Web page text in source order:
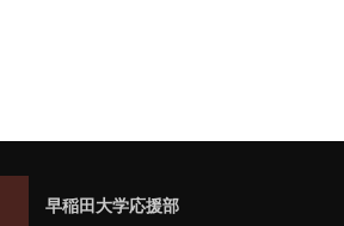
早稲田大学応援部